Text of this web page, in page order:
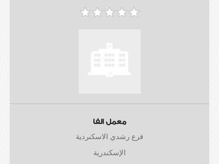
معمل الفا
فرع رشدي الاسكنردية
الإسكندرية